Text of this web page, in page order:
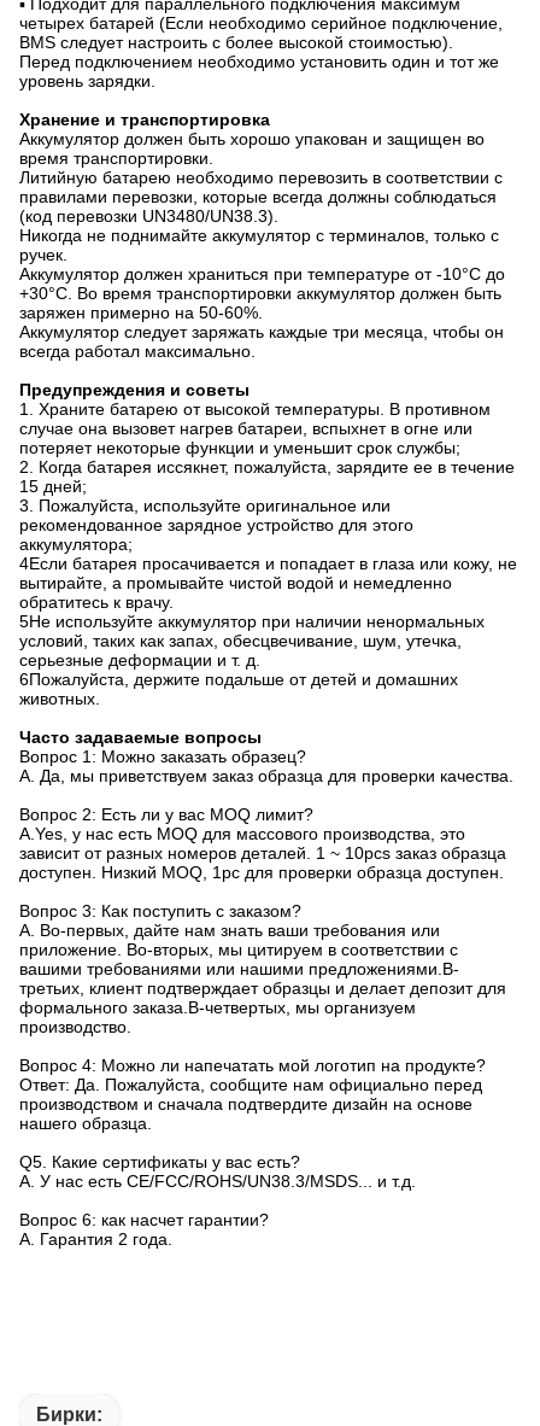
четырех батарей (Если необходимо серийное подключение,
BMS следует настроить с более высокой стоимостью).
Перед подключением необходимо установить один и тот же
уровень зарядки.
Хранение и транспортировка
Аккумулятор должен быть хорошо упакован и защищен во
время транспортировки.
Литийную батарею необходимо перевозить в соответствии с
правилами перевозки, которые всегда должны соблюдаться
(код перевозки UN3480/UN38.3).
Никогда не поднимайте аккумулятор с терминалов, только с
ручек.
Аккумулятор должен храниться при температуре от -10°C до
+30°C. Во время транспортировки аккумулятор должен быть
заряжен примерно на 50-60%.
Аккумулятор следует заряжать каждые три месяца, чтобы он
всегда работал максимально.
Предупреждения и советы
1. Храните батарею от высокой температуры. В противном
случае она вызовет нагрев батареи, вспыхнет в огне или
потеряет некоторые функции и уменьшит срок службы;
2. Когда батарея иссякнет, пожалуйста, зарядите ее в течение
15 дней;
3. Пожалуйста, используйте оригинальное или
рекомендованное зарядное устройство для этого
аккумулятора;
4Если батарея просачивается и попадает в глаза или кожу, не
вытирайте, а промывайте чистой водой и немедленно
обратитесь к врачу.
5Не используйте аккумулятор при наличии ненормальных
условий, таких как запах, обесцвечивание, шум, утечка,
серьезные деформации и т. д.
6Пожалуйста, держите подальше от детей и домашних
животных.
Часто задаваемые вопросы
Вопрос 1: Можно заказать образец?
A. Да, мы приветствуем заказ образца для проверки качества.
Вопрос 2: Есть ли у вас MOQ лимит?
A.Yes, у нас есть MOQ для массового производства, это
зависит от разных номеров деталей. 1 ~ 10pcs заказ образца
доступен. Низкий MOQ, 1pc для проверки образца доступен.
Вопрос 3: Как поступить с заказом?
A. Во-первых, дайте нам знать ваши требования или
приложение. Во-вторых, мы цитируем в соответствии с
вашими требованиями или нашими предложениями.В-
третьих, клиент подтверждает образцы и делает депозит для
формального заказа.В-четвертых, мы организуем
производство.
Вопрос 4: Можно ли напечатать мой логотип на продукте?
Ответ: Да. Пожалуйста, сообщите нам официально перед
производством и сначала подтвердите дизайн на основе
нашего образца.
Q5. Какие сертификаты у вас есть?
А. У нас есть CE/FCC/ROHS/UN38.3/MSDS... и т.д.
Вопрос 6: как насчет гарантии?
А. Гарантия 2 года.
Бирки: